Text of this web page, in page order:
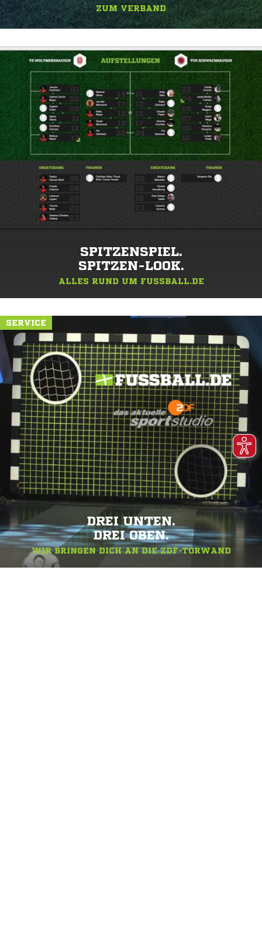
ZUM VERBAND
SPITZENSPIEL.
SPITZEN-LOOK.
ALLES RUND UM FUSSBALL.DE
SERVICE
DREI UNTEN.
DREI OBEN.
WIR BRINGEN DICH AN DIE ZDF-TORWAND